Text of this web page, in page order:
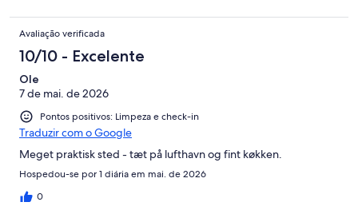
been expecting a motel we would have been more impressed,
but were led to believe this was a hotel. It was not.
Avaliação verificada
10/10 - Excelente
Ole
7 de mai. de 2026
Pontos positivos: Limpeza e check-in
Traduzir com o Google
Meget praktisk sted - tæt på lufthavn og fint køkken.
Hospedou-se por 1 diária em mai. de 2026
0